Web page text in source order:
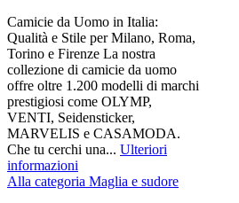
Camicie da Uomo in Italia:
Qualità e Stile per Milano, Roma,
Torino e Firenze La nostra
collezione di camicie da uomo
offre oltre 1.200 modelli di marchi
prestigiosi come OLYMP,
VENTI, Seidensticker,
MARVELIS e CASAMODA.
Che tu cerchi una... Ulteriori
informazioni
Alla categoria Maglia e sudore